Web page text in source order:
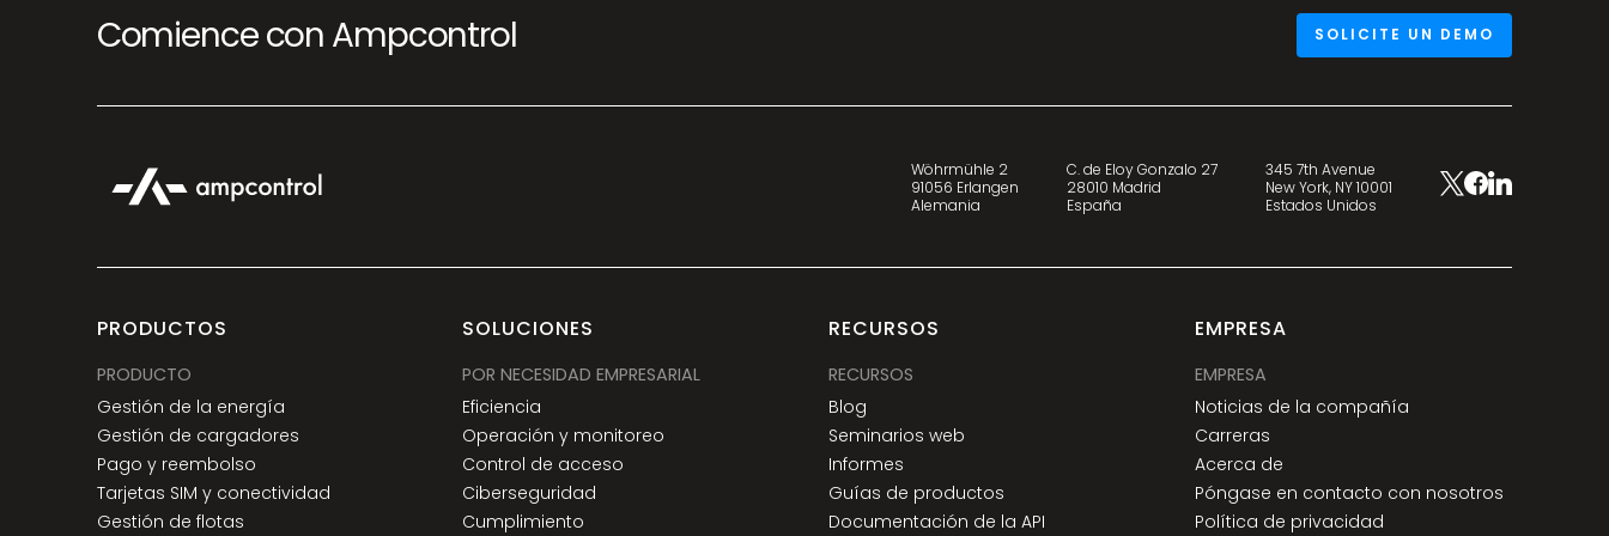
Comience con Ampcontrol SOLICITE UN DEMO
Wöhrmühle 2
91056 Erlangen
Alemania
C. de Eloy Gonzalo 27
28010 Madrid
España
345 7th Avenue
New York, NY 10001
Estados Unidos
PRODUCTOS
PRODUCTO
Gestión de la energía
Gestión de cargadores
Pago y reembolso
Tarjetas SIM y conectividad
Gestión de flotas
SOLUCIONES
POR NECESIDAD EMPRESARIAL
Eficiencia
Operación y monitoreo
Control de acceso
Ciberseguridad
Cumplimiento
RECURSOS
RECURSOS
Blog
Seminarios web
Informes
Guías de productos
Documentación de la API
EMPRESA
EMPRESA
Noticias de la compañía
Carreras
Acerca de
Póngase en contacto con nosotros
Política de privacidad